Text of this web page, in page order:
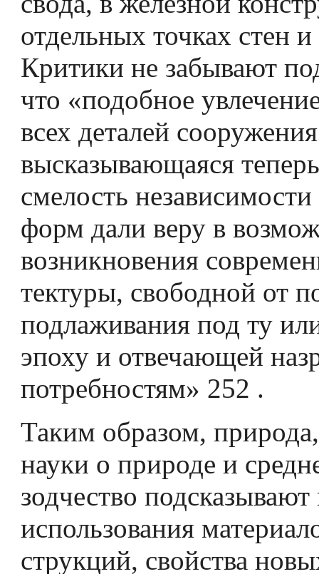
отдельных точках стен и
Критики не забывают
что «подобное
всех деталей
высказывающаяся
смелость
форм дали веру в
возникновения
тектуры, свободной от
подлаживания под ту
эпоху и отвечающей
потребностям» 252 .
Таким образом,
науки о природе и
зодчество
использования
струкций, свойства